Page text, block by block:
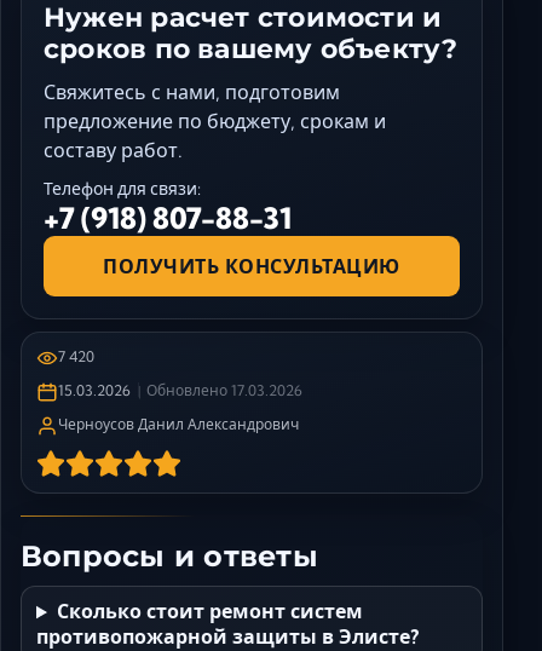
Нужен расчет стоимости и
сроков по вашему объекту?
Свяжитесь с нами, подготовим
предложение по бюджету, срокам и
составу работ.
Телефон для связи:
+7 (918) 807-88-31
ПОЛУЧИТЬ КОНСУЛЬТАЦИЮ
7 420
15.03.2026
Обновлено 17.03.2026
Черноусов Данил Александрович
Вопросы и ответы
Сколько стоит ремонт систем
противопожарной защиты в Элисте?